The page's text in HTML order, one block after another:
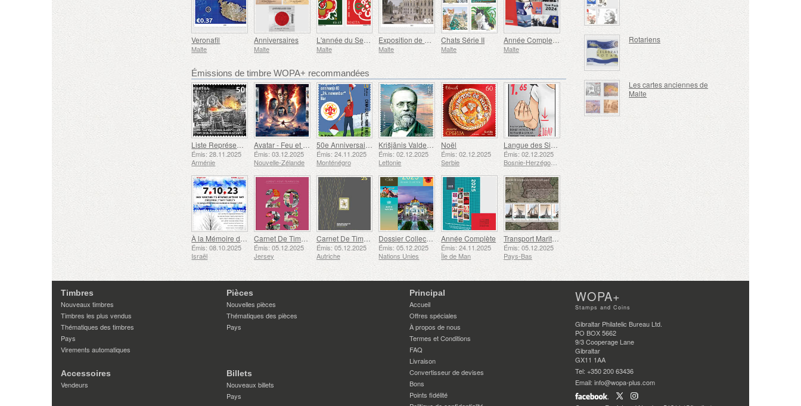
Veronafil
Malte
Anniversaires
Malte
L'année du Serpent
Malte
Exposition de Timbres Maltex
Malte
Chats Série II
Malte
Année Complet 2024
Malte
Émissions de timbre WOPA+ recommandées
Liste Représentative du Patrimoine Culturel Immatériel de l'humanité de l'UNESCO - Tradition de la Forge à Gyumri
Émis: 28.11.2025
Arménie
Avatar - Feu et Cendres
Émis: 03.12.2025
Nouvelle-Zélande
50e Anniversaire de la Fondation du Bar Scout du 24 Novembre
Émis: 24.11.2025
Monténégro
Krišjānis Valdemārs
Émis: 02.12.2025
Lettonie
Noël
Émis: 02.12.2025
Serbie
Langue des Signes - Bien
Émis: 02.12.2025
Bosnie-Herzégovine - République de Srpska
À la Mémoire des Morts et des Assassinés le 7 Octobre 2023
Émis: 08.10.2025
Israël
Carnet De Timbres
Émis: 05.12.2025
Jersey
Carnet De Timbres
Émis: 05.12.2025
Autriche
Dossier Collection Annuelle (New York)
Émis: 05.12.2025
Nations Unies
Année Complète
Émis: 24.11.2025
Île de Man
Transport Maritime aux XVIIe et XVIIIe Siècles – Transport de Tourbe
Émis: 05.12.2025
Pays-Bas
Rotariens
Les cartes anciennes de
Malte
Timbres
Nouveaux timbres
Timbres les plus vendus
Thématiques des timbres
Pays
Virements automatiques
Pièces
Nouvelles pièces
Thématiques des pièces
Pays
Accessoires
Vendeurs
Billets
Nouveaux billets
Pays
Principal
Accueil
Offres spéciales
À propos de nous
Termes et Conditions
FAQ
Livraison
Convertisseur de devises
Bons
Points fidélité
WOPA+
Stamps and Coins
Gibraltar Philatelic Bureau Ltd.
PO BOX 5662
9/3 Cooperage Lane
Gibraltar
GX11 1AA
Tel: +350 200 63436
Email: info@wopa-plus.com